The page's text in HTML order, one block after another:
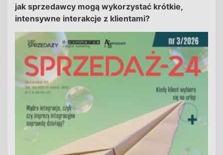
jak sprzedawcy mogą wykorzystać krótkie,
intensywne interakcje z klientami?